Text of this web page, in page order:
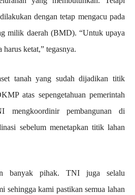
dengan tetap mengacu pada
milik daerah (BMD). “Untuk upaya
harus ketat,” tegasnya.
tanah yang sudah dijadikan titik
atas sepengetahuan pemerintah
mengkoordinir pembangunan di
sebelum menetapkan titik lahan
banyak pihak. TNI juga selalu
sehingga kami pastikan semua lahan